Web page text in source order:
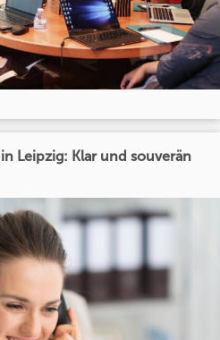
Leipzig: Klar und souverän